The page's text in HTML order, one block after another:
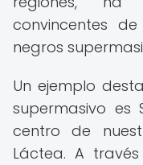
convincentes
negros
Un ejemplo
supermasivo es
centro de
Láctea. A